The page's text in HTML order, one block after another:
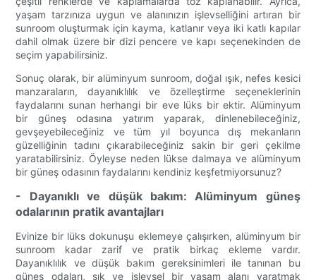
yaşam tarzınıza uygun ve alanınızın işlevselliğini artıran bir
sunroom oluşturmak için kayma, katlanır veya iki katlı kapılar
dahil olmak üzere bir dizi pencere ve kapı seçenekinden de
seçim yapabilirsiniz.
Sonuç olarak, bir alüminyum sunroom, doğal ışık, nefes kesici
manzaraların, dayanıklılık ve özelleştirme seçeneklerinin
faydalarını sunan herhangi bir eve lüks bir ektir. Alüminyum
bir güneş odasına yatırım yaparak, dinlenebileceğiniz,
gevşeyebileceğiniz ve tüm yıl boyunca dış mekanların
güzelliğinin tadını çıkarabileceğiniz sakin bir geri çekilme
yaratabilirsiniz. Öyleyse neden lükse dalmaya ve alüminyum
bir güneş odasının faydalarını kendiniz keşfetmiyorsunuz?
- Dayanıklı ve düşük bakım: Alüminyum güneş
odalarının pratik avantajları
Evinize bir lüks dokunuşu eklemeye çalışırken, alüminyum bir
sunroom kadar zarif ve pratik birkaç ekleme vardır.
Dayanıklılık ve düşük bakım gereksinimleri ile tanınan bu
güneş odaları, şık ve işlevsel bir yaşam alanı yaratmak